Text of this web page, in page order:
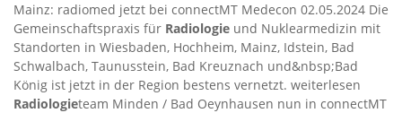
Mainz: radiomed jetzt bei connectMT Medecon 02.05.2024 Die
Gemeinschaftspraxis für Radiologie und Nuklearmedizin mit
Standorten in Wiesbaden, Hochheim, Mainz, Idstein, Bad
Schwalbach, Taunusstein, Bad Kreuznach und&nbsp;Bad
König ist jetzt in der Region bestens vernetzt. weiterlesen
Radiologieteam Minden / Bad Oeynhausen nun in connectMT